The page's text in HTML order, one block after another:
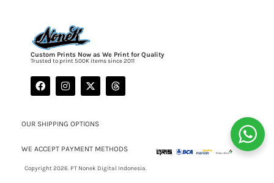
Custom Prints Now as We Print for Quality
Trusted to print 500K items since 2011
OUR SHIPPING OPTIONS
WE ACCEPT PAYMENT METHODS
Copyright 2026. PT Nonek Digital Indonesia.